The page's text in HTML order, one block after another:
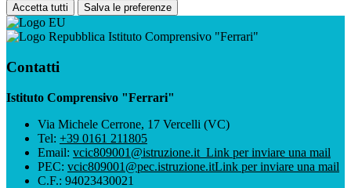
Accetta tutti Salva le preferenze
Istituto Comprensivo "Ferrari"
Contatti
Istituto Comprensivo "Ferrari"
Via Michele Cerrone, 17 Vercelli (VC)
Tel: +39 0161 211805
Email: vcic809001@istruzione.it Link per inviare una mail
PEC: vcic809001@pec.istruzione.itLink per inviare una mail
C.F.: 94023430021